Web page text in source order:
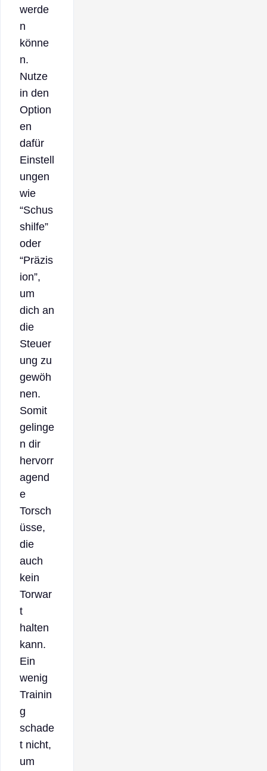
werde
n
könne
n.
Nutze
in den
Option
en
dafür
Einstell
ungen
wie
“Schus
shilfe”
oder
“Präzis
ion”,
um
dich an
die
Steuer
ung zu
gewöh
nen.
Somit
gelinge
n dir
hervorr
agend
e
Torsch
üsse,
die
auch
kein
Torwar
t
halten
kann.
Ein
wenig
Trainin
g
schade
t nicht,
um